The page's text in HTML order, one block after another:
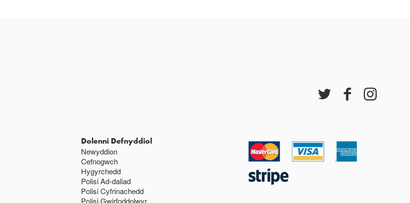
Dolenni Defnyddiol
Newyddion
Cefnogwch
Hygyrchedd
Polisi Ad-daliad
Polisi Cyfrinachedd
Polisi Gwirfoddolwyr